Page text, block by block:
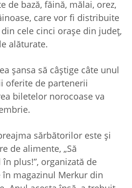
de bază, făină, mălai, orez,
care vor fi distribuite
cele cinci orașe din județ,
alăturate.
șansa să câștige câte unul
oferite de partenerii
biletelor norocoase va
sărbătorilor este și
de alimente, „Să
plus!”, organizată de
în magazinul Merkur din